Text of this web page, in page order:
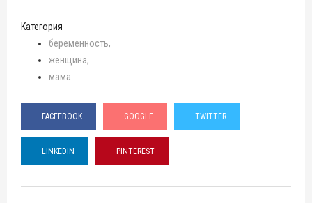
Категория
беременность
женщина
мама
FACEEBOOK GOOGLE TWITTER
LINKEDIN PINTEREST